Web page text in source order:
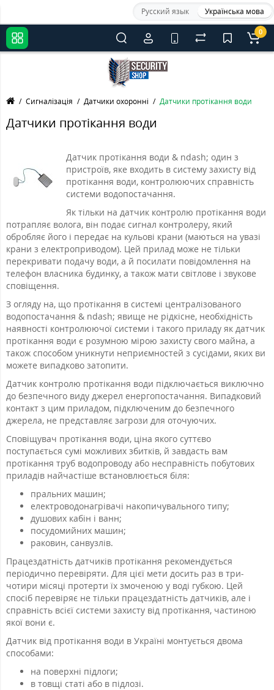
Русский язык Українська мова
0
Сигналізація Датчики охоронні Датчики протікання води
Датчики протікання води
Датчик протікання води & ndash; один з
пристроїв, яке входить в систему захисту від
протікання води, контролюючих справність
системи водопостачання.
Як тільки на датчик контролю протікання води
потрапляє волога, він подає сигнал контролеру, який
обробляє його і передає на кульові крани (маються на увазі
крани з електроприводом). Цей прилад може не тільки
перекривати подачу води, а й посилати повідомлення на
телефон власника будинку, а також мати світлове і звукове
сповіщення.
З огляду на, що протікання в системі централізованого
водопостачання & ndash; явище не рідкісне, необхідність
наявності контролюючої системи і такого приладу як датчик
протікання води є розумною мірою захисту свого майна, а
також способом уникнути неприємностей з сусідами, яких ви
можете випадково затопити.
Датчик контролю протікання води підключається виключно
до безпечного виду джерел енергопостачання. Випадковий
контакт з цим приладом, підключеним до безпечного
джерела, не представляє загрози для оточуючих.
Сповіщувач протікання води, ціна якого суттєво
поступається сумі можливих збитків, й завдасть вам
протікання труб водопроводу або несправність побутових
приладів найчастіше встановлюється біля:
пральних машин;
електроводонагрівачі накопичувального типу;
душових кабін і ванн;
посудомийних машин;
раковин, санвузлів.
Працездатність датчиків протікання рекомендується
періодично перевіряти. Для цієї мети досить раз в три-
чотири місяці протерти їх змоченою у воді губкою. Цей
спосіб перевіряє не тільки працездатність датчиків, але і
справність всієї системи захисту від протікання, частиною
якої вони є.
Датчик від протікання води в Україні монтується двома
способами:
на поверхні підлоги;
в товщі статі або в підлозі.